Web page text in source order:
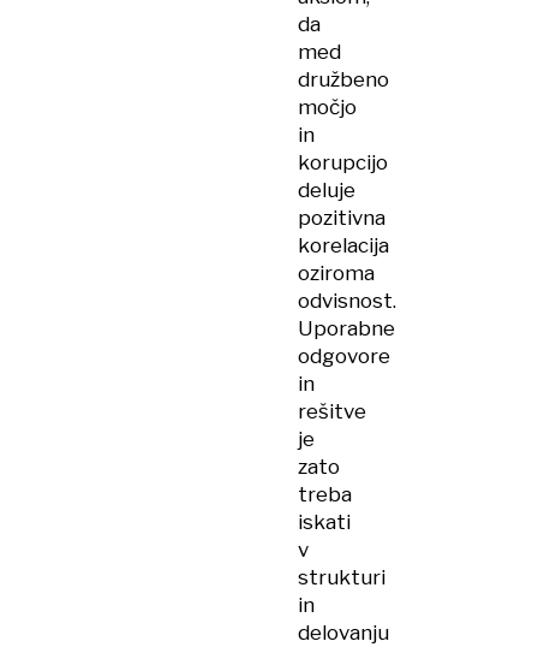
da
med
družbeno
močjo
in
korupcijo
deluje
pozitivna
korelacija
oziroma
odvisnost.
Uporabne
odgovore
in
rešitve
je
zato
treba
iskati
v
strukturi
in
delovanju